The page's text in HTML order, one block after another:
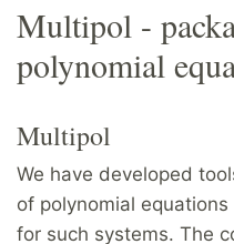
Multipol -
polynomial
Multipol
We have developed
of polynomial
for such systems. The